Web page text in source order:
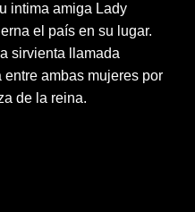
intima amiga Lady
el país en su lugar.
sirvienta llamada
ambas mujeres por
de la reina.